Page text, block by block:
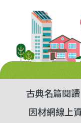
古典名篇閱讀
因材網線上